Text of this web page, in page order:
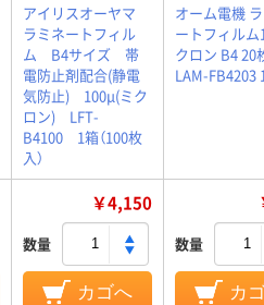
アイリスオーヤマ
ラミネートフィル
ム B4サイズ 帯
電防止剤配合(静電
気防止) 100μ(ミク
ロン) LFT-
B4100 1箱（100枚
入）
オーム電機
ートフィルム
クロン B4 20
LAM-FB4203
￥4,150
数量
カゴへ
数量
カ